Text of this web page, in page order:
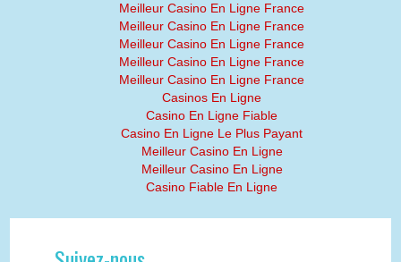
Meilleur Casino En Ligne France
Meilleur Casino En Ligne France
Meilleur Casino En Ligne France
Meilleur Casino En Ligne France
Meilleur Casino En Ligne France
Casinos En Ligne
Casino En Ligne Fiable
Casino En Ligne Le Plus Payant
Meilleur Casino En Ligne
Meilleur Casino En Ligne
Casino Fiable En Ligne